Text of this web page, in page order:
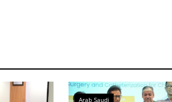
Arab Saudi